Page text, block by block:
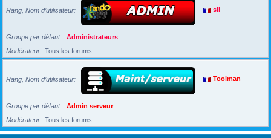
Rang, Nom d’utilisateur sil
Groupe par défaut
Administrateurs
Modérateur
Tous les forums
Rang, Nom d’utilisateur Toolman
Groupe par défaut
Admin serveur
Modérateur
Tous les forums